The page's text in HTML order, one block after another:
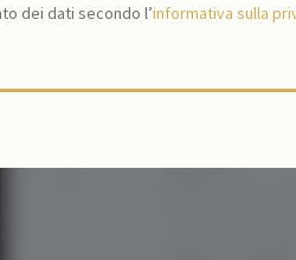
dei dati secondo l’informativa sulla